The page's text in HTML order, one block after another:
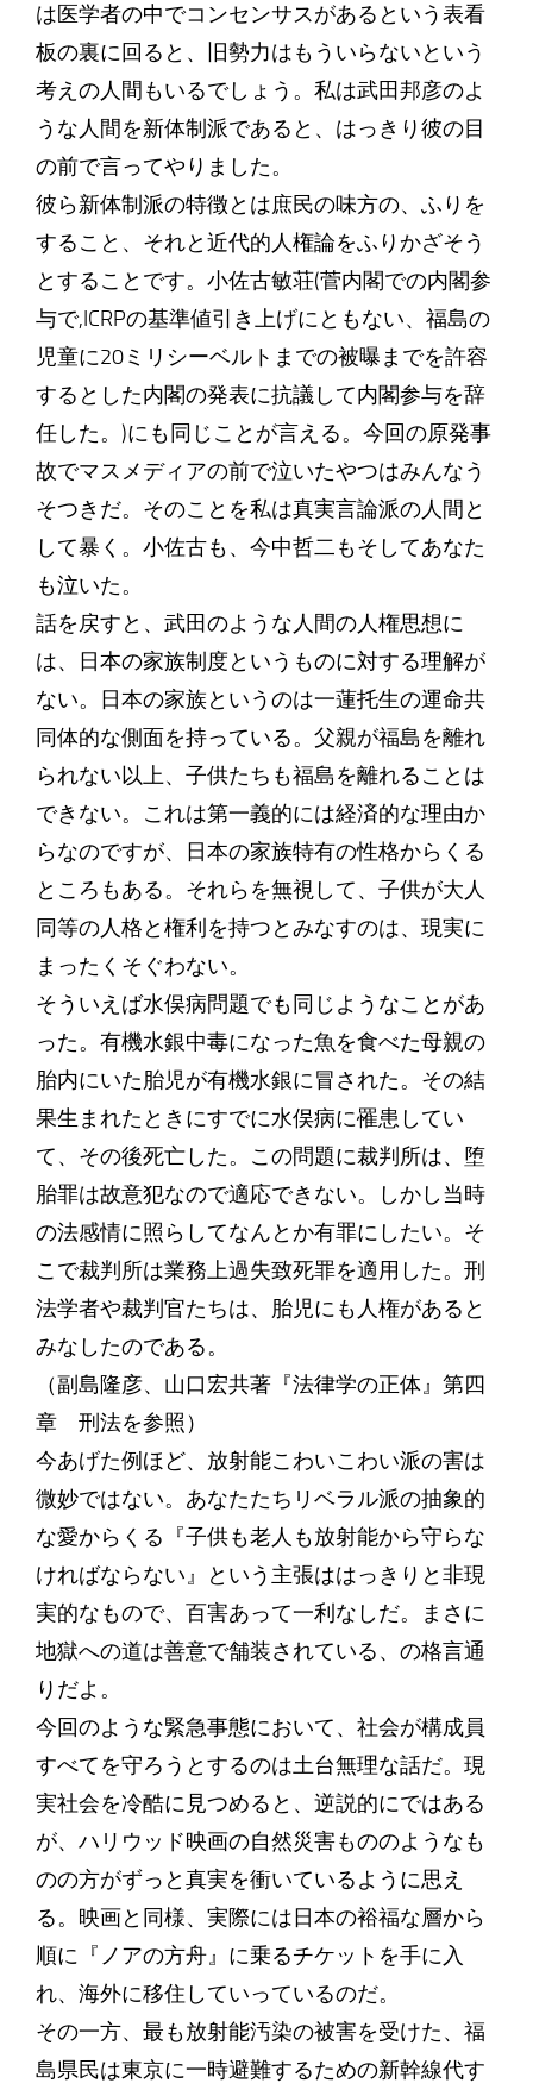
は医学者の中でコンセンサスがあるという表看
板の裏に回ると、旧勢力はもういらないという
考えの人間もいるでしょう。私は武田邦彦のよ
うな人間を新体制派であると、はっきり彼の目
の前で言ってやりました。
彼ら新体制派の特徴とは庶民の味方の、ふりを
すること、それと近代的人権論をふりかざそう
とすることです。小佐古敏荘(菅内閣での内閣参
与で,ICRPの基準値引き上げにともない、福島の
児童に20ミリシーベルトまでの被曝までを許容
するとした内閣の発表に抗議して内閣参与を辞
任した。)にも同じことが言える。今回の原発事
故でマスメディアの前で泣いたやつはみんなう
そつきだ。そのことを私は真実言論派の人間と
して暴く。小佐古も、今中哲二もそしてあなた
も泣いた。
話を戻すと、武田のような人間の人権思想に
は、日本の家族制度というものに対する理解が
ない。日本の家族というのは一蓮托生の運命共
同体的な側面を持っている。父親が福島を離れ
られない以上、子供たちも福島を離れることは
できない。これは第一義的には経済的な理由か
らなのですが、日本の家族特有の性格からくる
ところもある。それらを無視して、子供が大人
同等の人格と権利を持つとみなすのは、現実に
まったくそぐわない。
そういえば水俣病問題でも同じようなことがあ
った。有機水銀中毒になった魚を食べた母親の
胎内にいた胎児が有機水銀に冒された。その結
果生まれたときにすでに水俣病に罹患してい
て、その後死亡した。この問題に裁判所は、堕
胎罪は故意犯なので適応できない。しかし当時
の法感情に照らしてなんとか有罪にしたい。そ
こで裁判所は業務上過失致死罪を適用した。刑
法学者や裁判官たちは、胎児にも人権があると
みなしたのである。
（副島隆彦、山口宏共著『法律学の正体』第四
章 刑法を参照）
今あげた例ほど、放射能こわいこわい派の害は
微妙ではない。あなたたちリベラル派の抽象的
な愛からくる『子供も老人も放射能から守らな
ければならない』という主張ははっきりと非現
実的なもので、百害あって一利なしだ。まさに
地獄への道は善意で舗装されている、の格言通
りだよ。
今回のような緊急事態において、社会が構成員
すべてを守ろうとするのは土台無理な話だ。現
実社会を冷酷に見つめると、逆説的にではある
が、ハリウッド映画の自然災害もののようなも
のの方がずっと真実を衝いているように思え
る。映画と同様、実際には日本の裕福な層から
順に『ノアの方舟』に乗るチケットを手に入
れ、海外に移住していっているのだ。
その一方、最も放射能汚染の被害を受けた、福
島県民は東京に一時避難するための新幹線代す